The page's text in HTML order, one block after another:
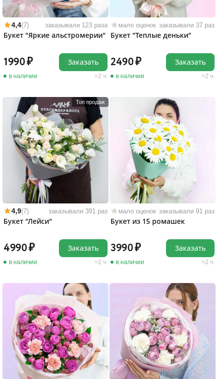
4,4(7) заказывали 123 раза
Букет "Яркие альстромерии"
1990
в наличии 2 ч.
Заказать
мало оценок заказывали 37 раз
Букет "Теплые деньки"
2490
в наличии 2 ч.
Заказать
Топ продаж
4,9(7) заказывали 391 раз
Букет "Лейси"
4990
в наличии 2 ч.
Заказать
мало оценок заказывали 91 раз
Букет из 15 ромашек
3990
в наличии 2 ч.
Заказать